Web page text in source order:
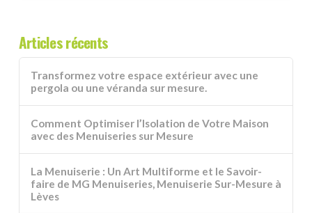
Articles récents
Transformez votre espace extérieur avec une
pergola ou une véranda sur mesure.
Comment Optimiser l’Isolation de Votre Maison
avec des Menuiseries sur Mesure
La Menuiserie : Un Art Multiforme et le Savoir-
faire de MG Menuiseries, Menuiserie Sur-Mesure à
Lèves